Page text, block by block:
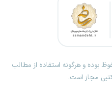
بوده و هرگونه استفاده از مطالب
مجاز است.